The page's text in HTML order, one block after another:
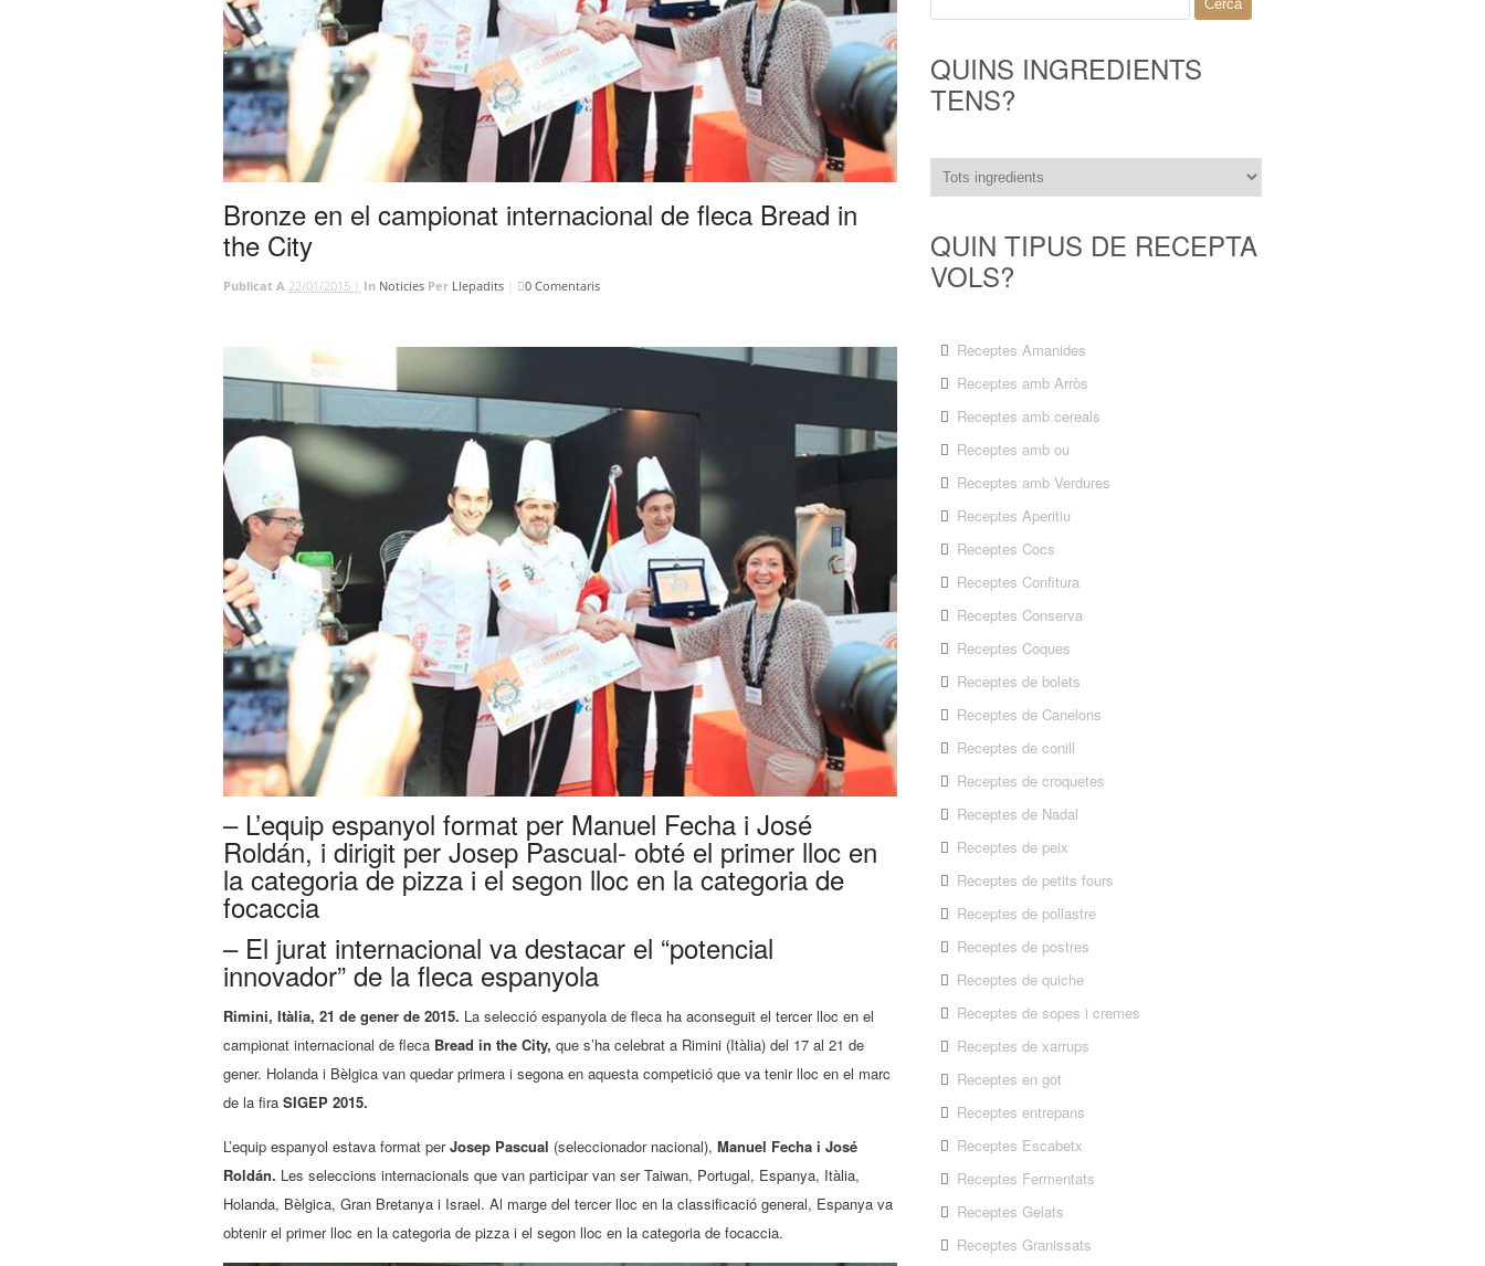
Bronze en el campionat internacional de fleca Bread in
the City
Publicat A 22/01/2015 | In Noticies Per Llepadits 0 Comentaris
– L’equip espanyol format per Manuel Fecha i José
Roldán, i dirigit per Josep Pascual- obté el primer lloc en
la categoria de pizza i el segon lloc en la categoria de
focaccia
– El jurat internacional va destacar el “potencial
innovador” de la fleca espanyola
Rimini, Itàlia, 21 de gener de 2015. La selecció espanyola de fleca ha aconseguit el tercer lloc en el
campionat internacional de fleca Bread in the City, que s’ha celebrat a Rimini (Itàlia) del 17 al 21 de
gener. Holanda i Bèlgica van quedar primera i segona en aquesta competició que va tenir lloc en el marc
de la fira SIGEP 2015.
L’equip espanyol estava format perJosep Pascual (seleccionador nacional), Manuel Fecha i José
Roldán. Les seleccions internacionals que van participar van ser Taiwan, Portugal, Espanya, Itàlia,
Holanda, Bèlgica, Gran Bretanya i Israel. Al marge del tercer lloc en la classificació general, Espanya va
obtenir el primer lloc en la categoria de pizza i el segon lloc en la categoria de focaccia.
QUINS INGREDIENTS
TENS?
QUIN TIPUS DE RECEPTA
VOLS?
Receptes Amanides
Receptes amb Arròs
Receptes amb cereals
Receptes amb ou
Receptes amb Verdures
Receptes Aperitiu
Receptes Cocs
Receptes Confitura
Receptes Conserva
Receptes Coques
Receptes de bolets
Receptes de Canelons
Receptes de conill
Receptes de croquetes
Receptes de Nadal
Receptes de peix
Receptes de petits fours
Receptes de pollastre
Receptes de postres
Receptes de quiche
Receptes de sopes i cremes
Receptes de xarrups
Receptes en got
Receptes entrepans
Receptes Escabetx
Receptes Fermentats
Receptes Gelats
Receptes Granissats